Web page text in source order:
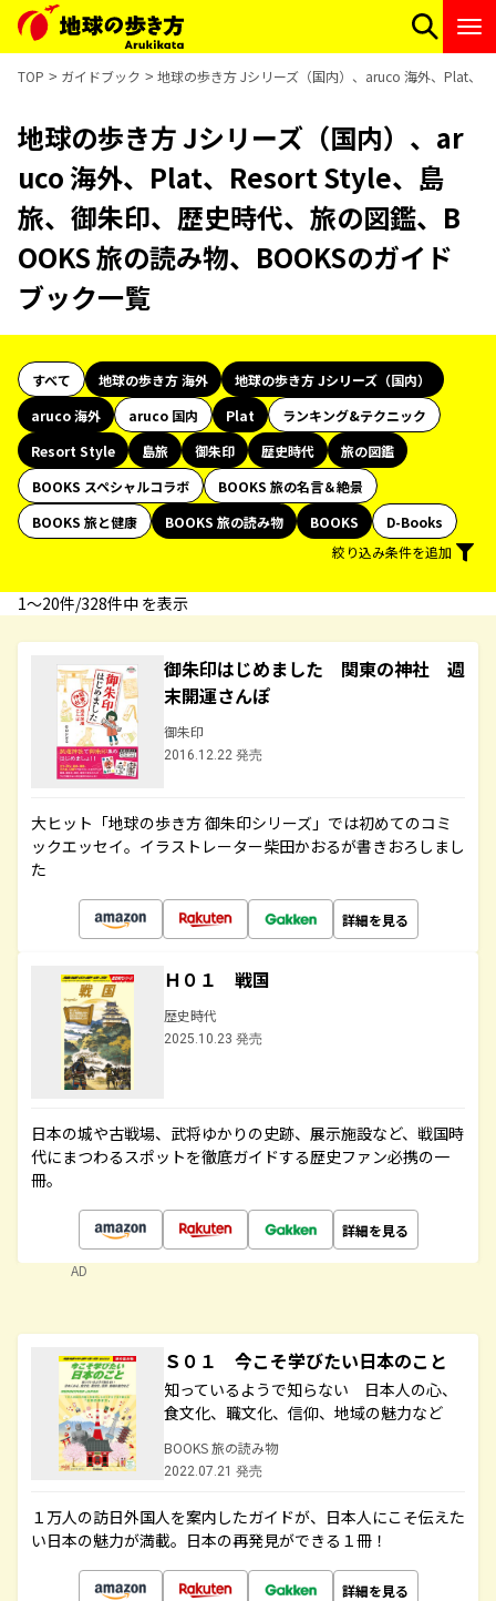
TOP ガイドブック 地球の歩き方 Jシリーズ（国内）、aruco 海外、Plat、
地球の歩き方 Jシリーズ（国内）、ar
uco 海外、Plat、Resort Style、島
旅、御朱印、歴史時代、旅の図鑑、B
OOKS 旅の読み物、BOOKSのガイド
ブック一覧
すべて 地球の歩き方 海外
地球の歩き方 Jシリーズ（国内）
aruco 海外
aruco 国内 Plat
ランキング&テクニック
Resort Style
島旅 御朱印 歴史時代
旅の図鑑
BOOKS スペシャルコラボ
BOOKS 旅の名言＆絶景
BOOKS 旅と健康
BOOKS 旅の読み物 BOOKS
D-Books
絞り込み条件を追加
1〜20件/328件中 を表示
御朱印はじめました 関東の神社 週
末開運さんぽ
御朱印
2016.12.22 発売
大ヒット「地球の歩き方 御朱印シリーズ」では初めてのコミ
ックエッセイ。イラストレーター柴田かおるが書きおろしまし
た
詳細を見る
Ｈ０１ 戦国
歴史時代
2025.10.23 発売
日本の城や古戦場、武将ゆかりの史跡、展示施設など、戦国時
代にまつわるスポットを徹底ガイドする歴史ファン必携の一
冊。
詳細を見る
AD
Ｓ０１ 今こそ学びたい日本のこと
知っているようで知らない 日本人の心、
食文化、職文化、信仰、地域の魅力など
BOOKS 旅の読み物
2022.07.21 発売
１万人の訪日外国人を案内したガイドが、日本人にこそ伝えた
い日本の魅力が満載。日本の再発見ができる１冊！
詳細を見る